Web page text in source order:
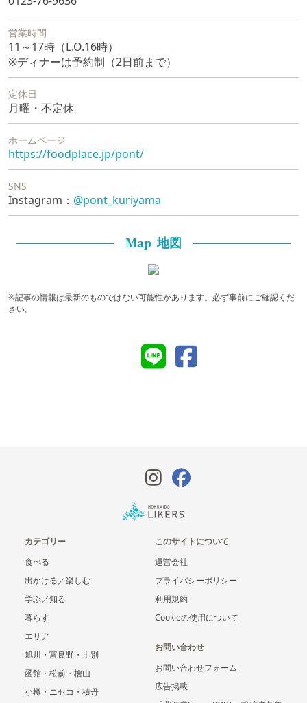
営業時間
11～17時（L.O.16時）
※ディナーは予約制（2日前まで）
定休日
月曜・不定休
ホームページ
https://foodplace.jp/pont/
SNS
Instagram： @pont_kuriyama
Map 地図
※記事の情報は最新のものではない可能性があります。必ず事前にご確認くだ
さい。
カテゴリー
食べる
出かける／楽しむ
学ぶ／知る
暮らす
エリア
旭川・富良野・士別
函館・松前・檜山
小樽・ニセコ・積丹
このサイトについて
運営会社
プライバシーポリシー
利用規約
Cookieの使用について
お問い合わせ
お問い合わせフォーム
広告掲載